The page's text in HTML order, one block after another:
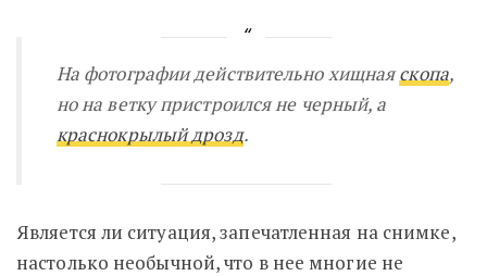
На фотографии действительно хищнаяскопа,
но на ветку пристроился не черный, а
краснокрылый дрозд.
Является ли ситуация, запечатленная на снимке,
настолько необычной, что в нее многие не